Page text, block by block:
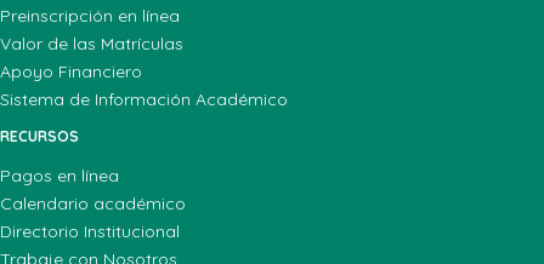
Preinscripción en línea
Valor de las Matrículas
Apoyo Financiero
Sistema de Información Académico
RECURSOS
Pagos en línea
Calendario académico
Directorio Institucional
Trabaje con Nosotros